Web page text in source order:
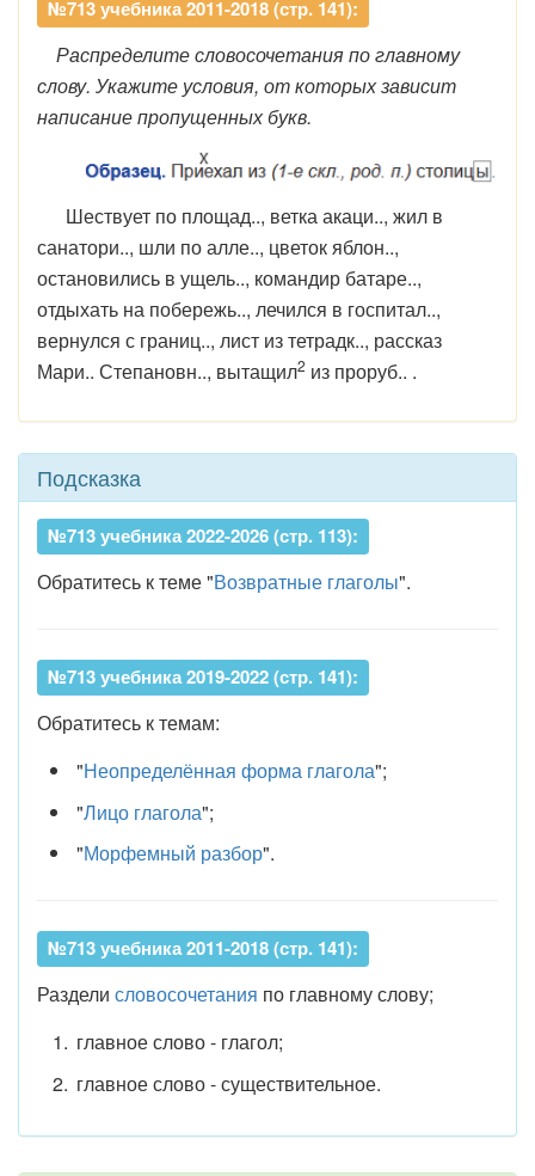
№713 учебника 2011-2018 (стр. 141):
Распределите словосочетания по главному
слову. Укажите условия, от которых зависит
написание пропущенных букв.
Шествует по площад.., ветка акаци.., жил в
санатори.., шли по алле.., цветок яблон..,
остановились в ущель.., командир батаре..,
отдыхать на побережь.., лечился в госпитал..,
вернулся с границ.., лист из тетрадк.., рассказ
Мари.. Степановн.., вытащил2 из проруб.. .
Подсказка
№713 учебника 2022-2026 (стр. 113):
Обратитесь к теме "Возвратные глаголы".
№713 учебника 2019-2022 (стр. 141):
Обратитесь к темам:
"Неопределённая форма глагола";
"Лицо глагола";
"Морфемный разбор".
№713 учебника 2011-2018 (стр. 141):
Раздели словосочетания по главному слову;
главное слово - глагол;
главное слово - существительное.